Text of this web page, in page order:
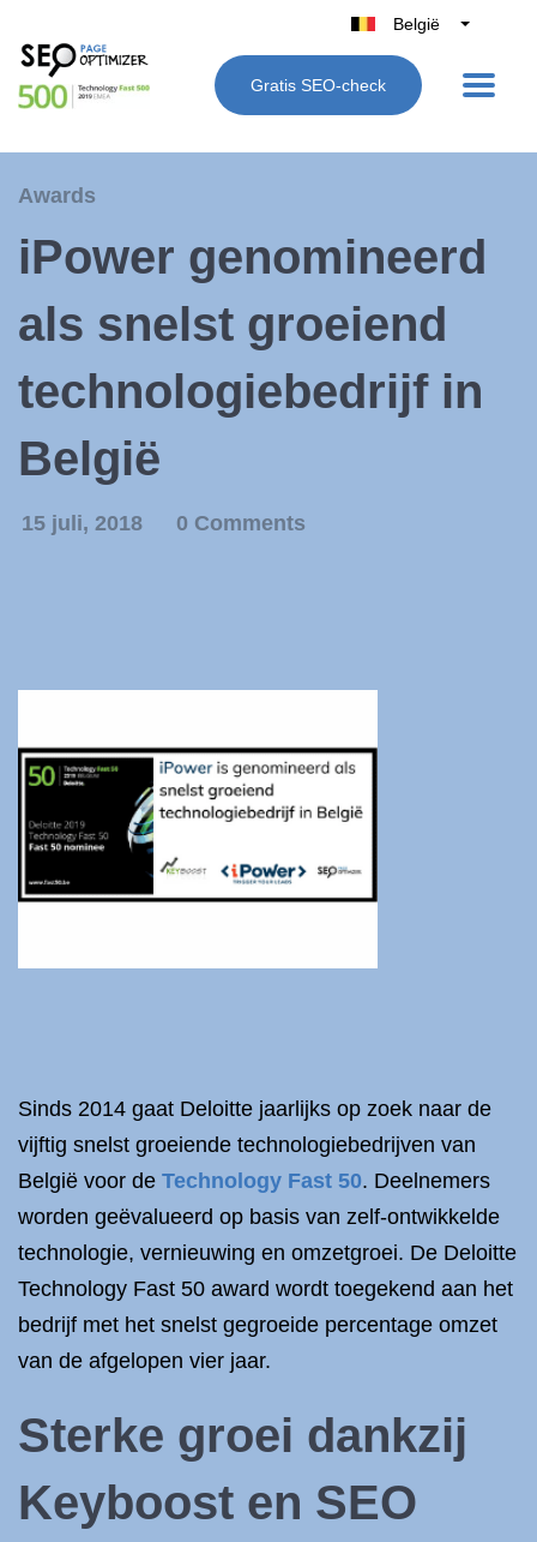
België
Belgique
Nederland
España
Gratis SEO-check
Awards
iPower genomineerd
als snelst groeiend
technologiebedrijf in
België
15 juli, 2018 0 Comments
Sinds 2014 gaat Deloitte jaarlijks op zoek naar de
vijftig snelst groeiende technologiebedrijven van
België voor de Technology Fast 50. Deelnemers
worden geëvalueerd op basis van zelf-ontwikkelde
technologie, vernieuwing en omzetgroei. De Deloitte
Technology Fast 50 award wordt toegekend aan het
bedrijf met het snelst gegroeide percentage omzet
van de afgelopen vier jaar.
Sterke groei dankzij
Keyboost en SEO